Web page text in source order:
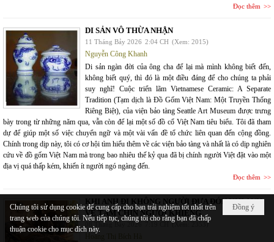
Đọc thêm
DI SẢN VÔ THỪA NHẬN
11 Tháng Bảy 2026 2:04 CH (Xem: 2015)
Nguyễn Công Khanh
Di sản ngàn đời của ông cha để lại mà mình không biết đến,
không biết quý, thì đó là một điều đáng để cho chúng ta phải
suy nghĩ! Cuộc triển lãm Vietnamese Ceramic: A Separate
Tradition (Tạm dịch là Đồ Gốm Việt Nam: Một Truyền Thống
Riêng Biệt), của viện bảo tàng Seattle Art Museum được trưng
bày trong từ những năm qua, vẫn còn để lại một số đồ cổ Việt Nam tiêu biểu. Tôi đã tham
dự để giúp một số việc chuyển ngữ và một vài vấn đề tổ chức liên quan đến cộng đồng.
Chính trong dịp này, tôi có cơ hội tìm hiểu thêm về các viện bảo tàng và nhất là có dịp nghiên
cứu về đồ gốm Việt Nam mà trong bao nhiêu thế kỷ qua đã bị chính người Việt đặt vào một
địa vị quá thấp kém, khiến ít người ngó ngàng đến.
Đọc thêm
KHI ANH ĐI KHÔNG NGƯỜI ĐƯA ĐÓN KHI ANH
VỀ TÁM CHÍN NGƯỜI KHIÊNG
08 Tháng Bảy 2026 (Xem: 2353)
Hoàng Thị Bích Hà
Đồng ý
Chúng tôi sử dụng cookie để cung cấp cho bạn trải nghiệm tốt nhất trên
trang web của chúng tôi. Nếu tiếp tục, chúng tôi cho rằng bạn đã chấp
thuận cookie cho mục đích này.